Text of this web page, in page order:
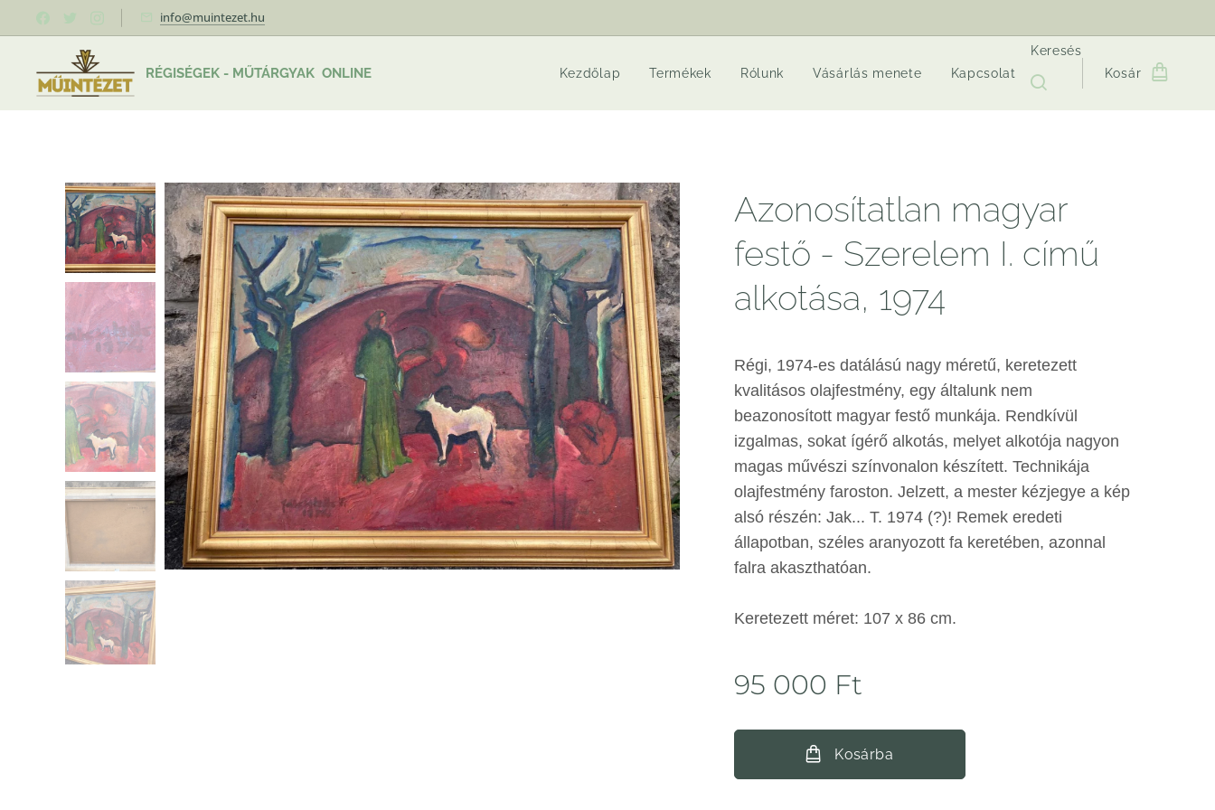
info@muintezet.hu
RÉGISÉGEK - MŰTÁRGYAK ONLINE Kezdőlap Termékek Rólunk Vásárlás menete Kapcsolat
Keresés
Kosár
Azonosítatlan magyar
festő - Szerelem I. című
alkotása, 1974
Régi, 1974-es datálású nagy méretű, keretezett
kvalitásos olajfestmény, egy általunk nem
beazonosított magyar festő munkája. Rendkívül
izgalmas, sokat ígérő alkotás, melyet alkotója nagyon
magas művészi színvonalon készített. Technikája
olajfestmény faroston. Jelzett, a mester kézjegye a kép
alsó részén: Jak... T. 1974 (?)! Remek eredeti
állapotban, széles aranyozott fa keretében, azonnal
falra akaszthatóan.
Keretezett méret: 107 x 86 cm.
95 000 Ft
Kosárba